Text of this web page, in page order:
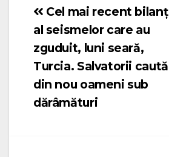
Navigare
în
articole
Cel mai recent bilanț
al seismelor care au
zguduit, luni seară,
Turcia. Salvatorii caută
din nou oameni sub
dărâmături